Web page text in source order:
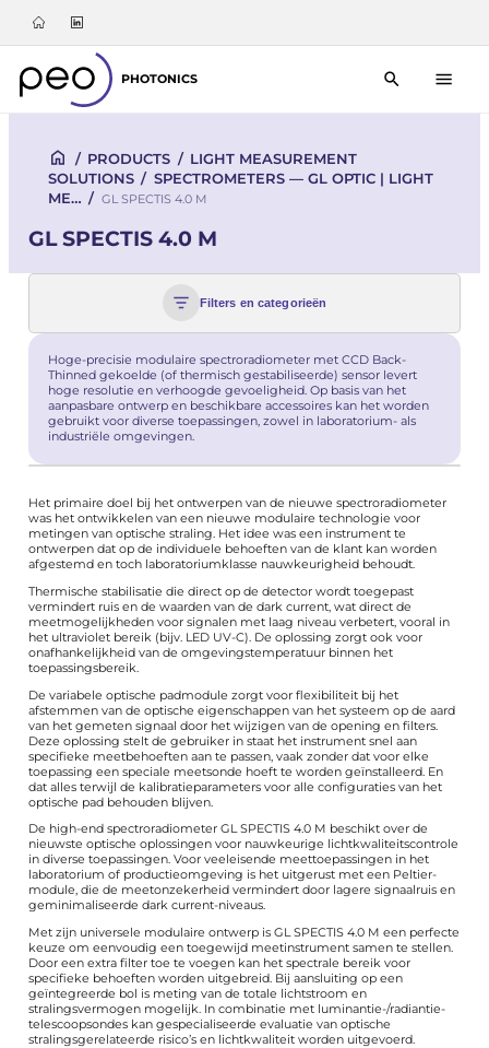
PHOTONICS
/ PRODUCTS / LIGHT MEASUREMENT
SOLUTIONS / SPECTROMETERS — GL OPTIC | LIGHT
ME… / GL SPECTIS 4.0 M
GL SPECTIS 4.0 M
Filters en categorieën
Hoge-precisie modulaire spectroradiometer met CCD Back-
Thinned gekoelde (of thermisch gestabiliseerde) sensor levert
hoge resolutie en verhoogde gevoeligheid. Op basis van het
aanpasbare ontwerp en beschikbare accessoires kan het worden
gebruikt voor diverse toepassingen, zowel in laboratorium- als
industriële omgevingen.
Het primaire doel bij het ontwerpen van de nieuwe spectroradiometer
was het ontwikkelen van een nieuwe modulaire technologie voor
metingen van optische straling. Het idee was een instrument te
ontwerpen dat op de individuele behoeften van de klant kan worden
afgestemd en toch laboratoriumklasse nauwkeurigheid behoudt.
Thermische stabilisatie die direct op de detector wordt toegepast
vermindert ruis en de waarden van de dark current, wat direct de
meetmogelijkheden voor signalen met laag niveau verbetert, vooral in
het ultraviolet bereik (bijv. LED UV-C). De oplossing zorgt ook voor
onafhankelijkheid van de omgevings­temperatuur binnen het
toepassingsbereik.
De variabele optische padmodule zorgt voor flexibiliteit bij het
afstemmen van de optische eigenschappen van het systeem op de aard
van het gemeten signaal door het wijzigen van de opening en filters.
Deze oplossing stelt de gebruiker in staat het instrument snel aan
specifieke meetbehoeften aan te passen, vaak zonder dat voor elke
toepassing een speciale meetsonde hoeft te worden geïnstalleerd. En
dat alles terwijl de kalibratieparameters voor alle configuraties van het
optische pad behouden blijven.
De high-end spectroradiometer GL SPECTIS 4.0 M beschikt over de
nieuwste optische oplossingen voor nauwkeurige lichtkwaliteitscontrole
in diverse toepassingen. Voor veeleisende meettoepassingen in het
laboratorium of productieomgeving is het uitgerust met een Peltier-
module, die de meetonzekerheid vermindert door lagere signaalruis en
geminimaliseerde dark current-niveaus.
Met zijn universele modulaire ontwerp is GL SPECTIS 4.0 M een perfecte
keuze om eenvoudig een toegewijd meetinstrument samen te stellen.
Door een extra filter toe te voegen kan het spectrale bereik voor
specifieke behoeften worden uitgebreid. Bij aansluiting op een
geïntegreerde bol is meting van de totale lichtstroom en
stralingsvermogen mogelijk. In combinatie met luminantie-/radiantie-
telescoopsondes kan gespecialiseerde evaluatie van optische
stralingsgerelateerde risico’s en lichtkwaliteit worden uitgevoerd.